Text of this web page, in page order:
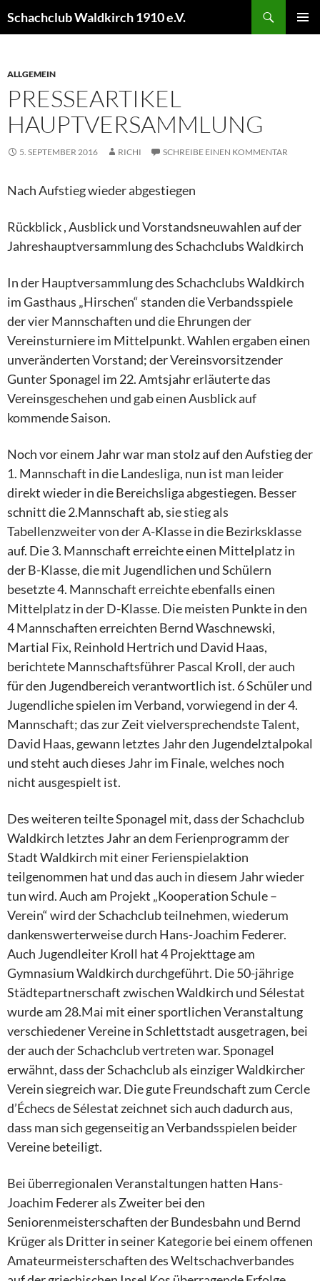
Schachclub Waldkirch 1910 e.V.
ALLGEMEIN
PRESSEARTIKEL
HAUPTVERSAMMLUNG
5. SEPTEMBER 2016 RICHI SCHREIBE EINEN KOMMENTAR
Nach Aufstieg wieder abgestiegen
Rückblick , Ausblick und Vorstandsneuwahlen auf der
Jahreshauptversammlung des Schachclubs Waldkirch
In der Hauptversammlung des Schachclubs Waldkirch
im Gasthaus „Hirschen“ standen die Verbandsspiele
der vier Mannschaften und die Ehrungen der
Vereinsturniere im Mittelpunkt. Wahlen ergaben einen
unveränderten Vorstand; der Vereinsvorsitzender
Gunter Sponagel im 22. Amtsjahr erläuterte das
Vereinsgeschehen und gab einen Ausblick auf
kommende Saison.
Noch vor einem Jahr war man stolz auf den Aufstieg der
1. Mannschaft in die Landesliga, nun ist man leider
direkt wieder in die Bereichsliga abgestiegen. Besser
schnitt die 2.Mannschaft ab, sie stieg als
Tabellenzweiter von der A-Klasse in die Bezirksklasse
auf. Die 3. Mannschaft erreichte einen Mittelplatz in
der B-Klasse, die mit Jugendlichen und Schülern
besetzte 4. Mannschaft erreichte ebenfalls einen
Mittelplatz in der D-Klasse. Die meisten Punkte in den
4 Mannschaften erreichten Bernd Waschnewski,
Martial Fix, Reinhold Hertrich und David Haas,
berichtete Mannschaftsführer Pascal Kroll, der auch
für den Jugendbereich verantwortlich ist. 6 Schüler und
Jugendliche spielen im Verband, vorwiegend in der 4.
Mannschaft; das zur Zeit vielversprechendste Talent,
David Haas, gewann letztes Jahr den Jugendelztalpokal
und steht auch dieses Jahr im Finale, welches noch
nicht ausgespielt ist.
Des weiteren teilte Sponagel mit, dass der Schachclub
Waldkirch letztes Jahr an dem Ferienprogramm der
Stadt Waldkirch mit einer Ferienspielaktion
teilgenommen hat und das auch in diesem Jahr wieder
tun wird. Auch am Projekt „Kooperation Schule –
Verein“ wird der Schachclub teilnehmen, wiederum
dankenswerterweise durch Hans-Joachim Federer.
Auch Jugendleiter Kroll hat 4 Projekttage am
Gymnasium Waldkirch durchgeführt. Die 50-jährige
Städtepartnerschaft zwischen Waldkirch und Sélestat
wurde am 28.Mai mit einer sportlichen Veranstaltung
verschiedener Vereine in Schlettstadt ausgetragen, bei
der auch der Schachclub vertreten war. Sponagel
erwähnt, dass der Schachclub als einziger Waldkircher
Verein siegreich war. Die gute Freundschaft zum Cercle
d’Échecs de Sélestat zeichnet sich auch dadurch aus,
dass man sich gegenseitig an Verbandsspielen beider
Vereine beteiligt.
Bei überregionalen Veranstaltungen hatten Hans-
Joachim Federer als Zweiter bei den
Seniorenmeisterschaften der Bundesbahn und Bernd
Krüger als Dritter in seiner Kategorie bei einem offenen
Amateurmeisterschaften des Weltschachverbandes